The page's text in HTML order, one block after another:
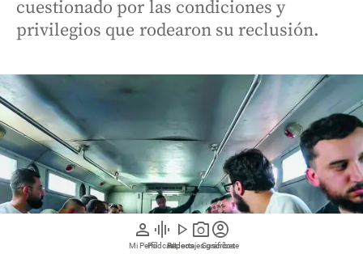
person
Mi Perfil
graphic_eq
Pódcast
play_arrow
Videos
photo_camera
Reportajes gráficos
account_circle
Suscríbete
cuestionado por las condiciones y
privilegios que rodearon su reclusión.